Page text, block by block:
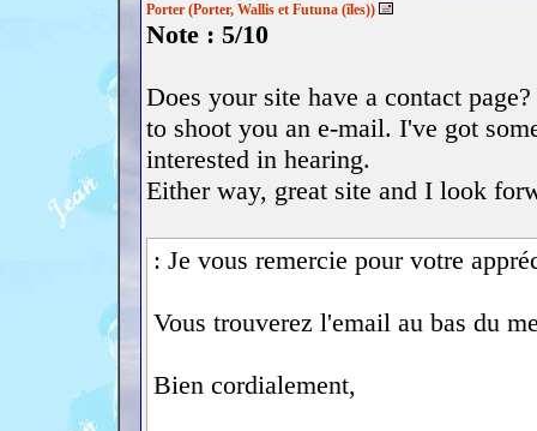
Porter (Porter, Wallis et Futuna (îles))
Note : 5/10
Does your site have a contact
to shoot you an e-mail. I've got
interested in hearing.
Either way, great site and I look
: Je vous remercie pour votre
Vous trouverez l'email au bas du
Bien cordialement,